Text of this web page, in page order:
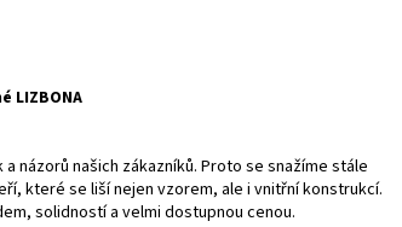
LIZBONA
názorů našich zákazníků. Proto se snažíme stále
které se liší nejen vzorem, ale i vnitřní konstrukcí.
solidností a velmi dostupnou cenou.